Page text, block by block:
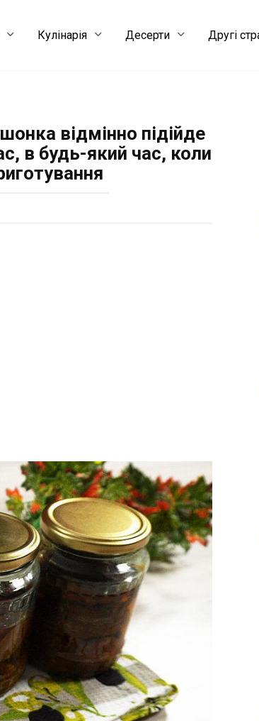
Кулінарія Десерти Другі
відмінно підійде
в будь-який час, коли